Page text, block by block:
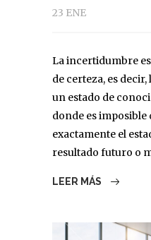
23 ENE
La incertidumbre
de certeza, es
un estado de
donde es
exactamente el
resultado futuro o
LEER MÁS